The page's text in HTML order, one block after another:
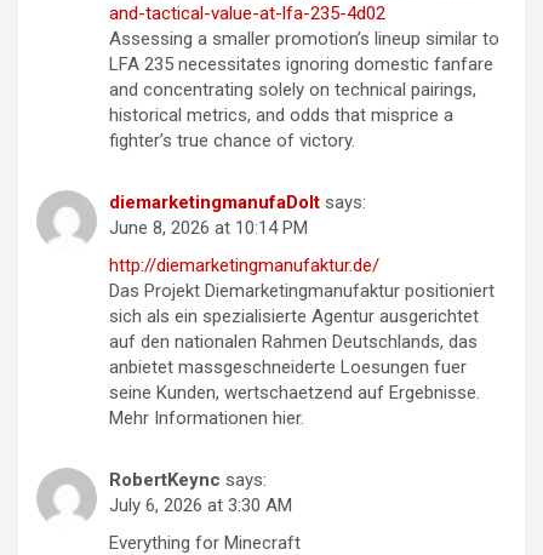
and-tactical-value-at-lfa-235-4d02
Assessing a smaller promotion’s lineup similar to
LFA 235 necessitates ignoring domestic fanfare
and concentrating solely on technical pairings,
historical metrics, and odds that misprice a
fighter’s true chance of victory.
diemarketingmanufaDoIt says:
June 8, 2026 at 10:14 PM
http://diemarketingmanufaktur.de/
Das Projekt Diemarketingmanufaktur positioniert
sich als ein spezialisierte Agentur ausgerichtet
auf den nationalen Rahmen Deutschlands, das
anbietet massgeschneiderte Loesungen fuer
seine Kunden, wertschaetzend auf Ergebnisse.
Mehr Informationen hier.
RobertKeync says:
July 6, 2026 at 3:30 AM
Everything for Minecraft